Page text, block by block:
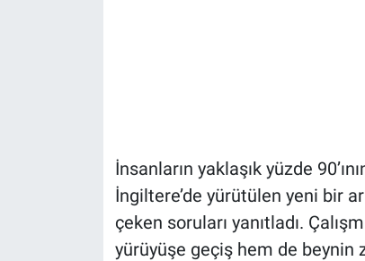
İnsanların yaklaşık yüzde
İngiltere’de yürütülen yeni bir
çeken soruları yanıtladı.
yürüyüşe geçiş hem de beynin